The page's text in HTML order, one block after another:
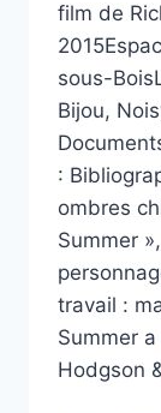
film de
sous-
Bijou,
:
ombres
Summer
travail :
Summer
Hodgson